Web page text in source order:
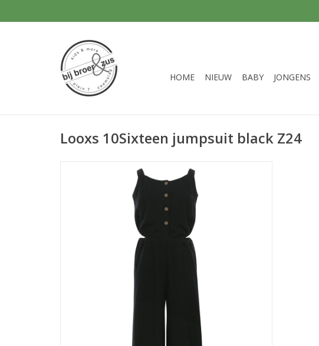
HOME NIEUW BABY JONGENS
Looxs 10Sixteen jumpsuit black Z24